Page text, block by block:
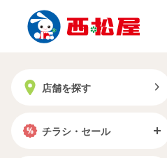
店舗を探す
チラシ・セール